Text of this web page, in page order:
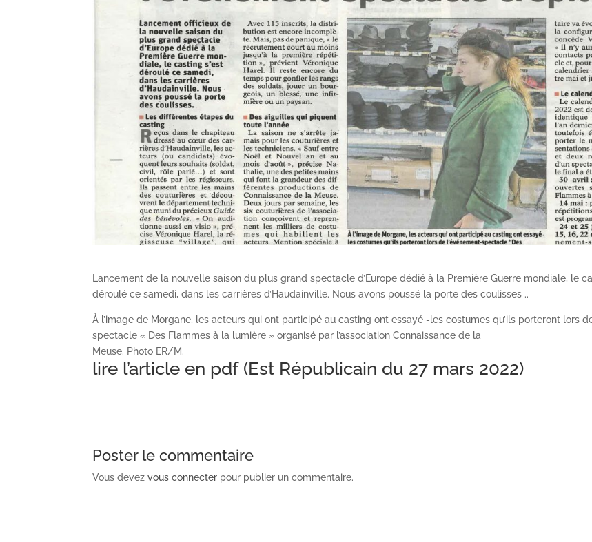
Lancement de la nouvelle saison du plus grand spectacle d’Europe dédié à la Première Guerre mon­diale, le
déroulé ce samedi, dans les carrières d’Haudainville. Nous avons poussé la porte des coulisses ..
À l’image de Morgane, les acteurs qui ont participé au casting ont essayé -les costumes qu’ils porteront lors
spectacle « Des Flammes à la lumière » organisé par l’association Connaissance de la
Meuse. Photo ER/M.
lire l’article en pdf(Est Républicain du 27 mars 2022)
Poster le commentaire
Vous devezvous connecter pour publier un commentaire.